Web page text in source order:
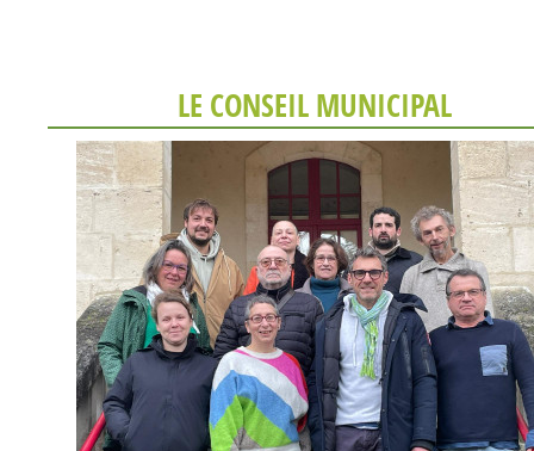
LE CONSEIL MUNICIPAL